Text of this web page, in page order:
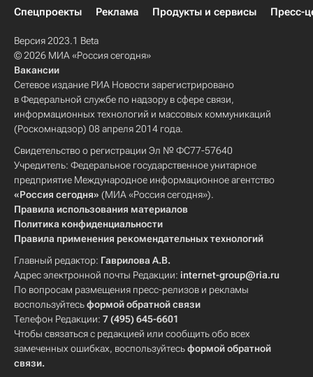
Спецпроекты
Реклама Продукты и сервисы Пресс-
Версия 2023.1 Beta
© 2026 МИА «Россия сегодня»
Вакансии
Сетевое издание РИА Новости зарегистрировано
в Федеральной службе по надзору в сфере связи,
информационных технологий и массовых коммуникаций
(Роскомнадзор) 08 апреля 2014 года.
Свидетельство о регистрации Эл № ФС77-57640
Учредитель: Федеральное государственное унитарное
предприятие Международное информационное агентство
«Россия сегодня» (МИА «Россия сегодня»).
Правила использования материалов
Политика конфиденциальности
Правила применения рекомендательных технологий
Главный редактор: Гаврилова А.В.
Адрес электронной почты Редакции: internet-group@ria.ru
По вопросам размещения пресс-релизов и рекламы
воспользуйтесьформой обратной связи
Телефон Редакции: 7 (495) 645-6601
Чтобы связаться с редакцией или сообщить обо всех
замеченных ошибках, воспользуйтесьформой обратной
связи.